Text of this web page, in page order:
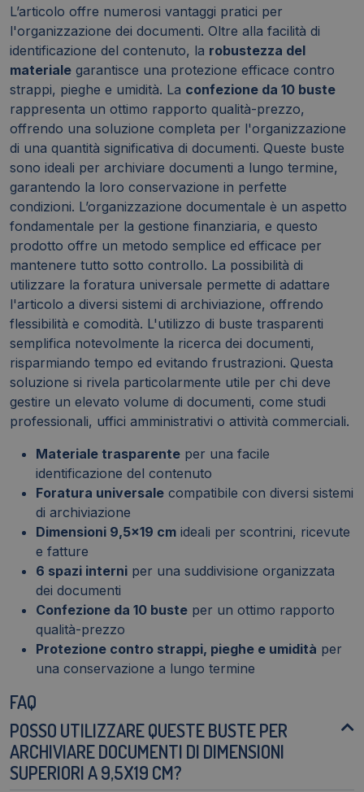
L’articolo offre numerosi vantaggi pratici per
l'organizzazione dei documenti. Oltre alla facilità di
identificazione del contenuto, la robustezza del
materiale garantisce una protezione efficace contro
strappi, pieghe e umidità. La confezione da 10 buste
rappresenta un ottimo rapporto qualità-prezzo,
offrendo una soluzione completa per l'organizzazione
di una quantità significativa di documenti. Queste buste
sono ideali per archiviare documenti a lungo termine,
garantendo la loro conservazione in perfette
condizioni. L’organizzazione documentale è un aspetto
fondamentale per la gestione finanziaria, e questo
prodotto offre un metodo semplice ed efficace per
mantenere tutto sotto controllo. La possibilità di
utilizzare la foratura universale permette di adattare
l'articolo a diversi sistemi di archiviazione, offrendo
flessibilità e comodità. L'utilizzo di buste trasparenti
semplifica notevolmente la ricerca dei documenti,
risparmiando tempo ed evitando frustrazioni. Questa
soluzione si rivela particolarmente utile per chi deve
gestire un elevato volume di documenti, come studi
professionali, uffici amministrativi o attività commerciali.
Materiale trasparente per una facile
identificazione del contenuto
Foratura universale compatibile con diversi sistemi
di archiviazione
Dimensioni 9,5x19 cm ideali per scontrini, ricevute
e fatture
6 spazi interni per una suddivisione organizzata
dei documenti
Confezione da 10 buste per un ottimo rapporto
qualità-prezzo
Protezione contro strappi, pieghe e umidità per
una conservazione a lungo termine
FAQ
POSSO UTILIZZARE QUESTE BUSTE PER
ARCHIVIARE DOCUMENTI DI DIMENSIONI
SUPERIORI A 9,5X19 CM?